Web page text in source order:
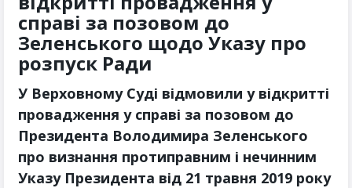
справі за позовом до
Зеленського щодо Указу про
розпуск Ради
У Верховному Суді відмовили у відкритті
провадження у справі за позовом до
Президента Володимира Зеленського
про визнання протиправним і нечинним
Указу Президента від 21 травня 2019 року